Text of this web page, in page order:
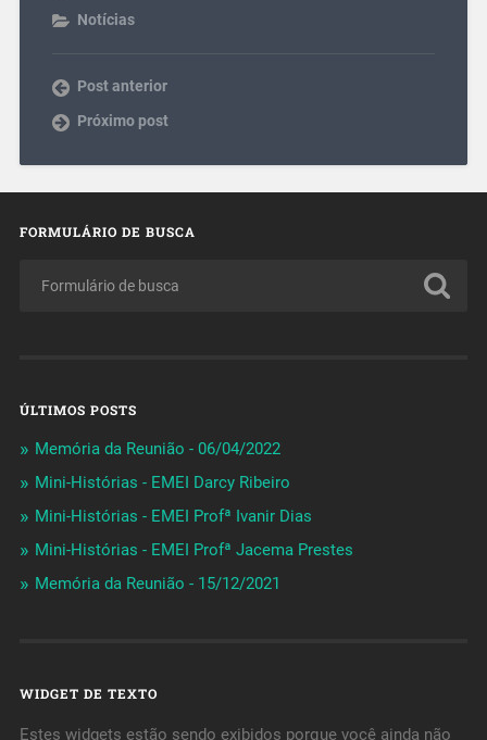
Notícias
Post anterior
Próximo post
FORMULÁRIO DE BUSCA
ÚLTIMOS POSTS
Memória da Reunião - 06/04/2022
Mini-Histórias - EMEI Darcy Ribeiro
Mini-Histórias - EMEI Profª Ivanir Dias
Mini-Histórias - EMEI Profª Jacema Prestes
Memória da Reunião - 15/12/2021
WIDGET DE TEXTO
Estes widgets estão sendo exibidos porque você ainda não